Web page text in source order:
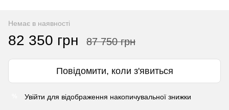
Немає в наявності
82 350 грн 87 750 грн
Повідомити, коли з'явиться
Увійти для відображення накопичувальної знижки